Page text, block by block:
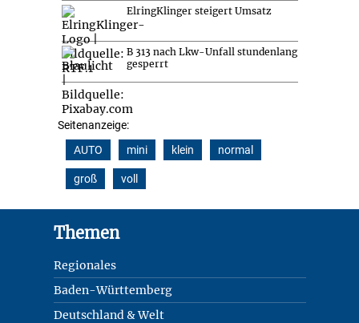
ElringKlinger steigert Umsatz
B 313 nach Lkw-Unfall stundenlang
gesperrt
Seitenanzeige:
AUTO
mini klein normal
groß voll
Themen
Regionales
Baden-Württemberg
Deutschland & Welt